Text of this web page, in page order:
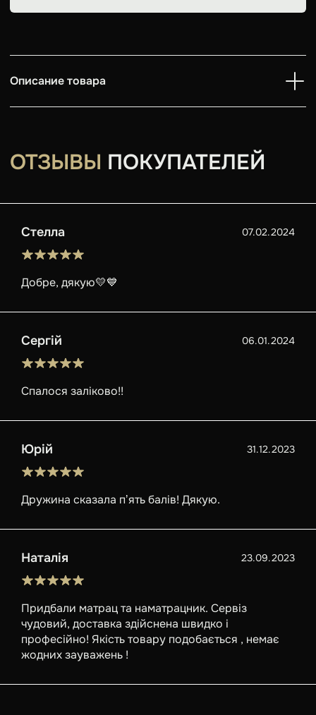
Описание товара
ОТЗЫВЫ ПОКУПАТЕЛЕЙ
Стелла 07.02.2024
Добре, дякую💛💙
Сергій 06.01.2024
Спалося заліково!!
Юрій 31.12.2023
Дружина сказала пʼять балів! Дякую.
Наталія 23.09.2023
Придбали матрац та наматрацник. Сервіз
чудовий, доставка здійснена швидко і
професійно! Якість товару подобається , немає
жодних зауважень !